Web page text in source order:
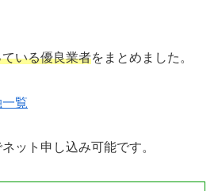
いる優良業者をまとめました。
覧
ット申し込み可能です。